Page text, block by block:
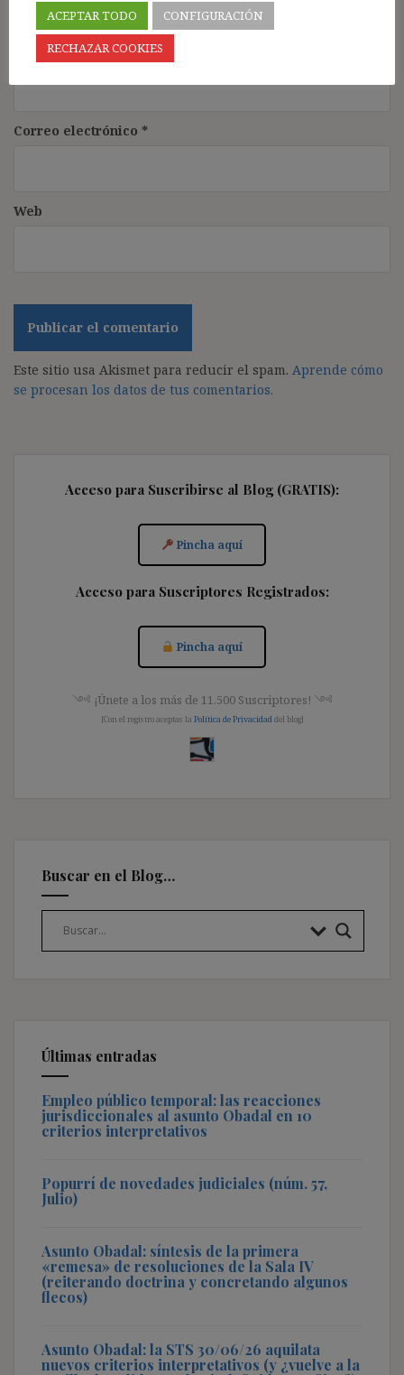
Nombre*
Correo electrónico *
Web
Este sitio usa Akismet para reducir el spam. Aprende cómo
se procesan los datos de tus comentarios.
Acceso para Suscribirse al Blog (GRATIS):
Pincha aquí
Acceso para Suscriptores Registrados:
Pincha aquí
༺ ¡Únete a los más de 11.500 Suscriptores! ༺
[Con el registro aceptas la Política de Privacidad del blog]
Buscar en el Blog…
Últimas entradas
Empleo público temporal: las reacciones
jurisdiccionales al asunto Obadal en 10
criterios interpretativos
Popurrí de novedades judiciales (núm. 57,
Julio)
Asunto Obadal: síntesis de la primera
«remesa» de resoluciones de la Sala IV
(reiterando doctrina y concretando algunos
flecos)
Asunto Obadal: la STS 30/06/26 aquilata
nuevos criterios interpretativos (y ¿vuelve a la
ACEPTAR TODO
CONFIGURACIÓN
RECHAZAR COOKIES